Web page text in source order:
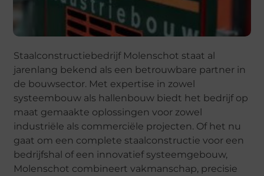
Staalconstructiebedrijf Molenschot staat al
jarenlang bekend als een betrouwbare partner in
de bouwsector. Met expertise in zowel
systeembouw als hallenbouw biedt het bedrijf op
maat gemaakte oplossingen voor zowel
industriële als commerciële projecten. Of het nu
gaat om een complete staalconstructie voor een
bedrijfshal of een innovatief systeemgebouw,
Molenschot combineert vakmanschap, precisie